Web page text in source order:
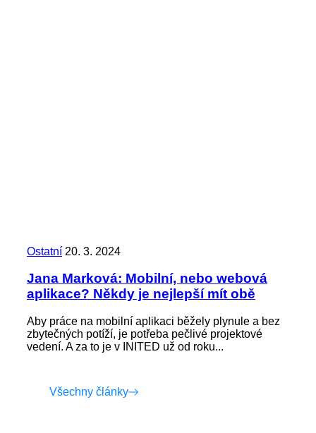
Ostatní 20. 3. 2024
Jana Marková: Mobilní, nebo webová
aplikace? Někdy je nejlepší mít obě
Aby práce na mobilní aplikaci běžely plynule a bez
zbytečných potíží, je potřeba pečlivé projektové
vedení. A za to je v INITED už od roku...
Všechny články